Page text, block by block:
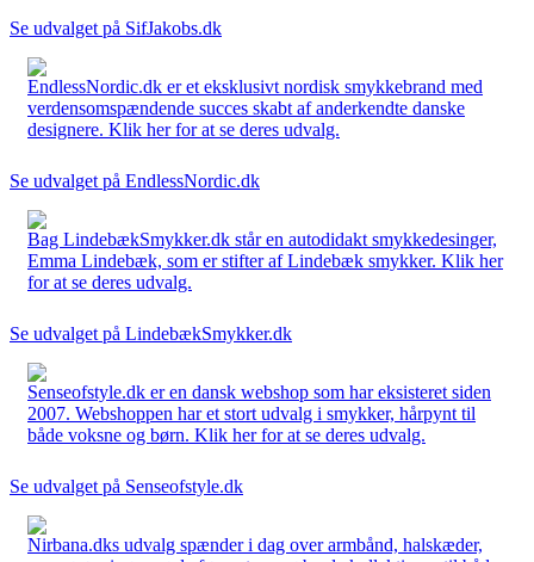
Se udvalget på SifJakobs.dk
EndlessNordic.dk er et eksklusivt nordisk smykkebrand med
verdensomspændende succes skabt af anderkendte danske
designere. Klik her for at se deres udvalg.
Se udvalget på EndlessNordic.dk
Bag LindebækSmykker.dk står en autodidakt smykkedesinger,
Emma Lindebæk, som er stifter af Lindebæk smykker. Klik her
for at se deres udvalg.
Se udvalget på LindebækSmykker.dk
Senseofstyle.dk er en dansk webshop som har eksisteret siden
2007. Webshoppen har et stort udvalg i smykker, hårpynt til
både voksne og børn. Klik her for at se deres udvalg.
Se udvalget på Senseofstyle.dk
Nirbana.dks udvalg spænder i dag over armbånd, halskæder,